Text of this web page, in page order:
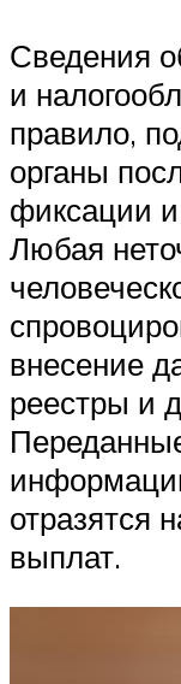
Сведения
и
правило,
органы
фиксации и
Любая
внесение
реестры и
отразятся
выплат.